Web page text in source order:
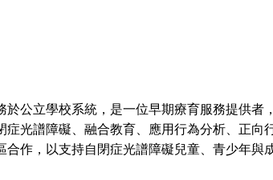
公立學校系統，是一位早期療育服務提供者
光譜障礙、融合教育、應用行為分析、正向
作，以支持自閉症光譜障礙兒童、青少年與